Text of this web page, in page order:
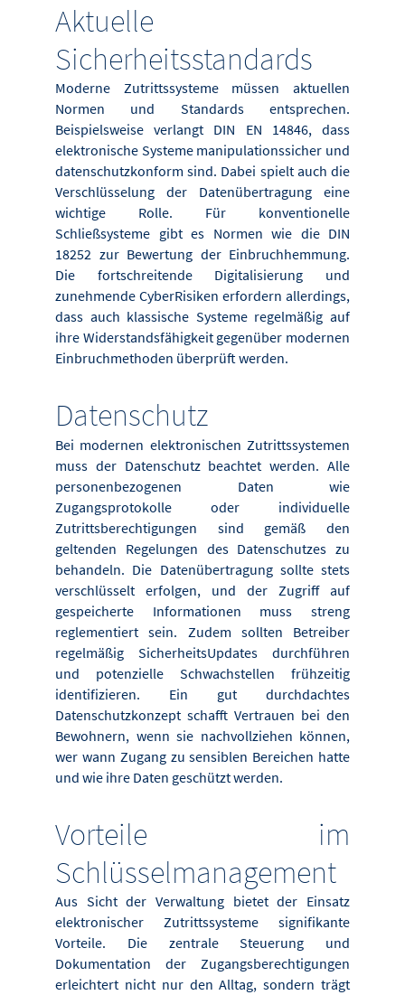
Aktuelle
Sicherheitsstandards
Moderne Zutrittssysteme müssen aktuellen
Normen und Standards entsprechen.
Beispielsweise verlangt DIN EN 14846, dass
elektronische Systeme manipulationssicher und
datenschutzkonform sind. Dabei spielt auch die
Verschlüsselung der Datenübertragung eine
wichtige Rolle. Für konventionelle
Schließsysteme gibt es Normen wie die DIN
18252 zur Bewertung der Einbruchhemmung.
Die fortschreitende Digitalisierung und
zunehmende Cyber­Risiken erfordern allerdings,
dass auch klassische Systeme regelmäßig auf
ihre Widerstandsfähigkeit gegenüber modernen
Einbruchmethoden überprüft werden.
Datenschutz
Bei modernen elektronischen Zutrittssystemen
muss der Datenschutz beachtet werden. Alle
personenbezogenen Daten wie
Zugangsprotokolle oder individuelle
Zutrittsberechtigungen sind gemäß den
geltenden Regelungen des Datenschutzes zu
behandeln. Die Datenübertragung sollte stets
verschlüsselt erfolgen, und der Zugriff auf
gespeicherte Informationen muss streng
reglementiert sein. Zudem sollten Betreiber
regelmäßig Sicherheits­Updates durchführen
und potenzielle Schwachstellen frühzeitig
identifizieren. Ein gut durchdachtes
Datenschutzkonzept schafft Vertrauen bei den
Bewohnern, wenn sie nachvollziehen können,
wer wann Zugang zu sensiblen Bereichen hatte
und wie ihre Daten geschützt werden.
Vorteile im
Schlüsselmanagement
Aus Sicht der Verwaltung bietet der Einsatz
elektronischer Zutrittssysteme signifikante
Vorteile. Die zentrale Steuerung und
Dokumentation der Zugangsberechtigungen
erleichtert nicht nur den Alltag, sondern trägt